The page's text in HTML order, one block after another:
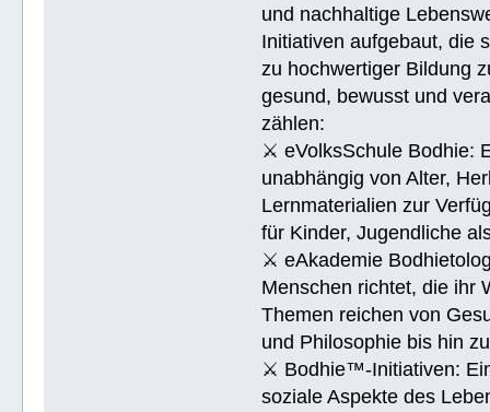
und nachhaltige
Initiativen aufgebaut, die
zu hochwertiger Bildung
gesund, bewusst und
zählen:
⚔ eVolksSchule Bodhie:
unabhängig von Alter,
Lernmaterialien zur
für Kinder, Jugendliche
⚔ eAkademie
Menschen richtet, die ihr
Themen reichen von
und Philosophie bis hin
⚔ Bodhie™-Initiativen:
soziale Aspekte des